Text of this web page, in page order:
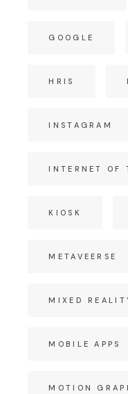
GOOGLE
HRIS
INSTAGRAM
INTERNET OF
KIOSK
METAVEERSE
MIXED
MOBILE APPS
MOTION